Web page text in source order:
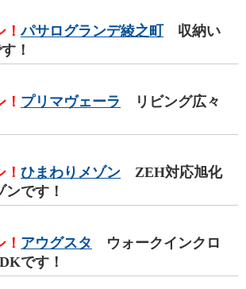
！パサログランデ綾之町
収納い
！
プリマヴェーラ
リビング広々
ひまわりメゾン
ZEH対応旭化
です！
アウグスタ
ウォークインクロ
です！